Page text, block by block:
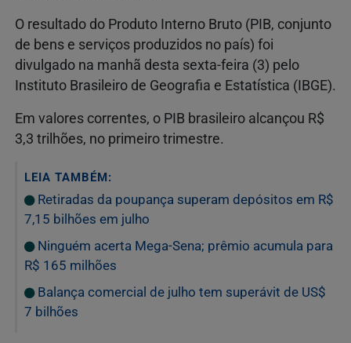
O resultado do Produto Interno Bruto (PIB, conjunto
de bens e serviços produzidos no país) foi
divulgado na manhã desta sexta-feira (3) pelo
Instituto Brasileiro de Geografia e Estatística (IBGE).
Em valores correntes, o PIB brasileiro alcançou R$
3,3 trilhões, no primeiro trimestre.
LEIA TAMBÉM:
Retiradas da poupança superam depósitos em R$
7,15 bilhões em julho
Ninguém acerta Mega-Sena; prêmio acumula para
R$ 165 milhões
Balança comercial de julho tem superávit de US$
7 bilhões